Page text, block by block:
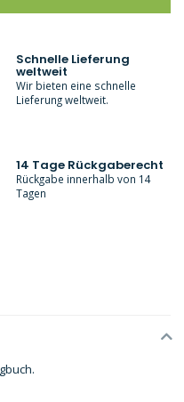
Schnelle Lieferung
weltweit
Wir bieten eine schnelle
Lieferung weltweit.
14 Tage Rückgaberecht
Rückgabe innerhalb von 14
Tagen